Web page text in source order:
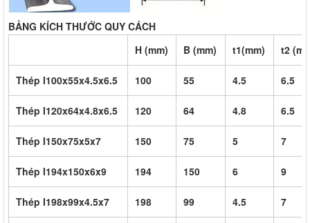
BẢNG KÍCH THƯỚC QUY CÁCH
H (mm)
B (mm) t1(mm) t2
Thép I100x55x4.5x6.5 100 55 4.5 6.5
Thép I120x64x4.8x6.5 120 64 4.8 6.5
Thép I150x75x5x7 150 75 5 7
Thép I194x150x6x9 194 150 6 9
Thép I198x99x4.5x7 198 99 4.5 7